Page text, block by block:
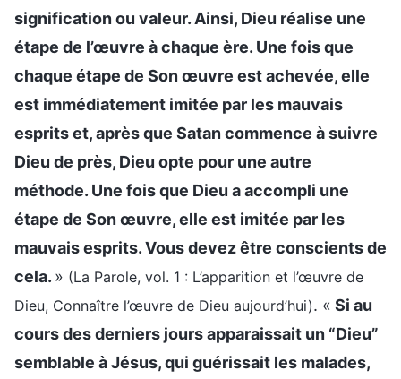
signification ou valeur. Ainsi, Dieu réalise une
étape de l’œuvre à chaque ère. Une fois que
chaque étape de Son œuvre est achevée, elle
est immédiatement imitée par les mauvais
esprits et, après que Satan commence à suivre
Dieu de près, Dieu opte pour une autre
méthode. Une fois que Dieu a accompli une
étape de Son œuvre, elle est imitée par les
mauvais esprits. Vous devez être conscients de
cela. » (La Parole, vol. 1 : L’apparition et l’œuvre de
Dieu, Connaître l’œuvre de Dieu aujourd’hui). « Si au
cours des derniers jours apparaissait un “Dieu”
semblable à Jésus, qui guérissait les malades,